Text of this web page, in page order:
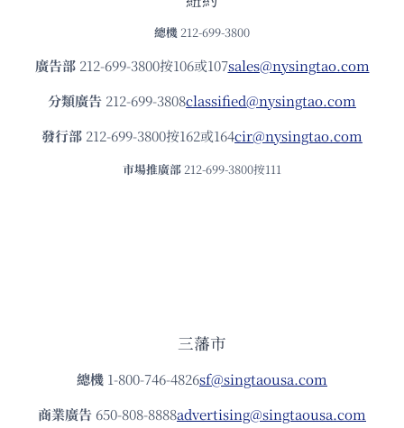
總機 212-699-3800
廣告部212-699-3800按106或107sales@nysingtao.com
分類廣告 212-699-3808classified@nysingtao.com
發⾏部 212-699-3800按162或164cir@nysingtao.com
市場推廣部 212-699-3800按111
三藩市
總機 1-800-746-4826sf@singtaousa.com
商業廣告 650-808-8888advertising@singtaousa.com